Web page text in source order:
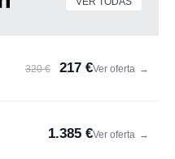
320 € 217 €Ver oferta →
1.385 €Ver oferta →